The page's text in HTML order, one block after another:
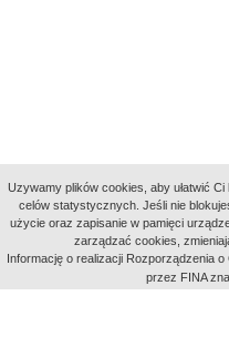
aktywności
Uzywamy plików cookies, aby ułatwić
celów statystycznych. Jeśli nie
użycie oraz zapisanie w pamięci
zarządzać cookies,
Informację o realizacji Rozporządzenia
przez FINA